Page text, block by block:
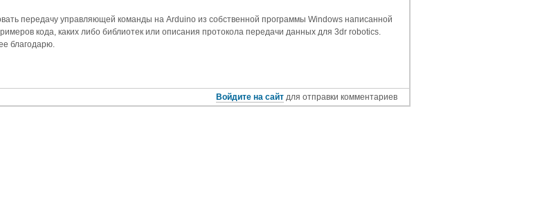
передачу управляющей команды на Arduino из собственной программы Windows написанной
кода, каких либо библиотек или описания протокола передачи данных для 3dr robotics.
благодарю.
Войдите на сайт для отправки комментариев